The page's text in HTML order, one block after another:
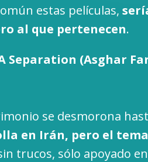
estas películas,
al que pertenecen.
Separation (Asghar
se desmorona
en Irán, pero el
trucos, sólo apoyado